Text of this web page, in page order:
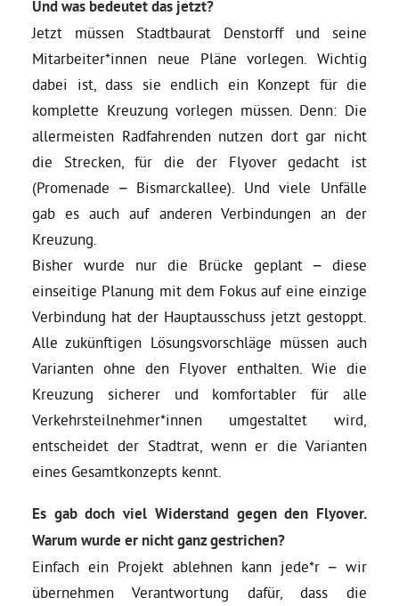
Und was bedeutet das jetzt?
Jetzt müssen Stadtbaurat Denstorff und seine
Mitarbeiter*innen neue Pläne vorlegen. Wichtig
dabei ist, dass sie endlich ein Konzept für die
komplette Kreuzung vorlegen müssen. Denn: Die
allermeisten Radfahrenden nutzen dort gar nicht
die Strecken, für die der Flyover gedacht ist
(Promenade – Bismarckallee). Und viele Unfälle
gab es auch auf anderen Verbindungen an der
Kreuzung.
Bisher wurde nur die Brücke geplant – diese
einseitige Planung mit dem Fokus auf eine einzige
Verbindung hat der Hauptausschuss jetzt gestoppt.
Alle zukünftigen Lösungsvorschläge müssen auch
Varianten ohne den Flyover enthalten. Wie die
Kreuzung sicherer und komfortabler für alle
Verkehrsteilnehmer*innen umgestaltet wird,
entscheidet der Stadtrat, wenn er die Varianten
eines Gesamtkonzepts kennt.
Es gab doch viel Widerstand gegen den Flyover.
Warum wurde er nicht ganz gestrichen?
Einfach ein Projekt ablehnen kann jede*r – wir
übernehmen Verantwortung dafür, dass die